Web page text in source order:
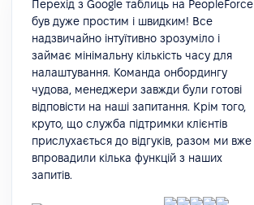
Перехід з Google таблиць на PeopleForce
був дуже простим і швидким! Все
надзвичайно інтуїтивно зрозуміло і
займає мінімальну кількість часу для
налаштування. Команда онбордингу
чудова, менеджери завжди були готові
відповісти на наші запитання. Крім того,
круто, що служба підтримки клієнтів
прислухається до відгуків, разом ми вже
впровадили кілька функцій з наших
запитів.